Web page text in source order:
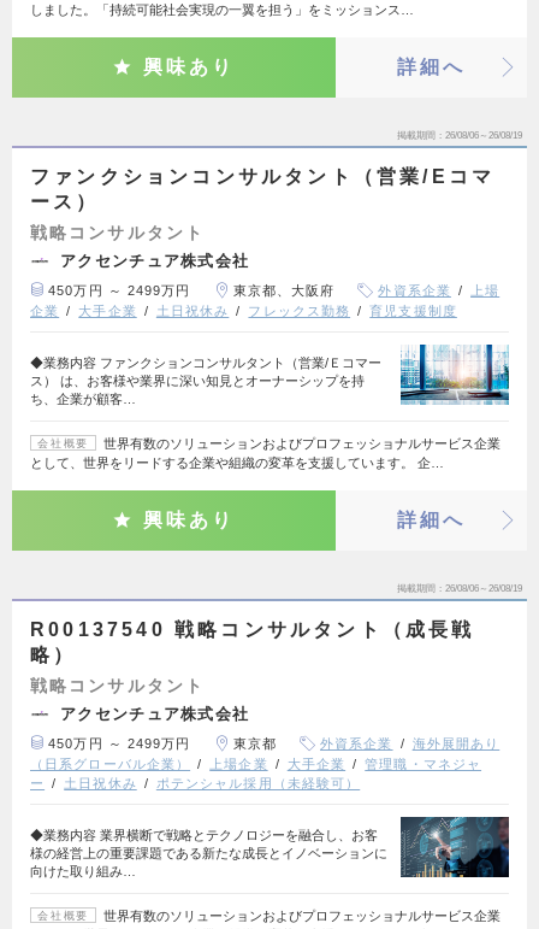
しました。「持続可能社会実現の一翼を担う」をミッションス…
興味あり 詳細へ
掲載期間 26/08/06～26/08/19
ファンクションコンサルタント（営業/Eコマ
ース）
戦略コンサルタント
アクセンチュア株式会社
450万円 ～ 2499万円 東京都、大阪府 外資系企業
上場
企業
大手企業 土日祝休み フレックス勤務 育児支援制度
◆業務内容 ファンクションコンサルタント（営業/Ｅコマー
ス） は、お客様や業界に深い知見とオーナーシップを持
ち、企業が顧客…
会社概要
世界有数のソリューションおよびプロフェッショナルサービス企業
として、世界をリードする企業や組織の変革を支援しています。 企…
興味あり 詳細へ
掲載期間 26/08/06～26/08/19
R00137540 戦略コンサルタント（成長戦
略）
戦略コンサルタント
アクセンチュア株式会社
450万円 ～ 2499万円 東京都 外資系企業
海外展開あり
（日系グローバル企業）
上場企業 大手企業
管理職・マネジャ
ー
土日祝休み ポテンシャル採用（未経験可）
◆業務内容 業界横断で戦略とテクノロジーを融合し、お客
様の経営上の重要課題である新たな成長とイノベーションに
向けた取り組み…
会社概要
世界有数のソリューションおよびプロフェッショナルサービス企業